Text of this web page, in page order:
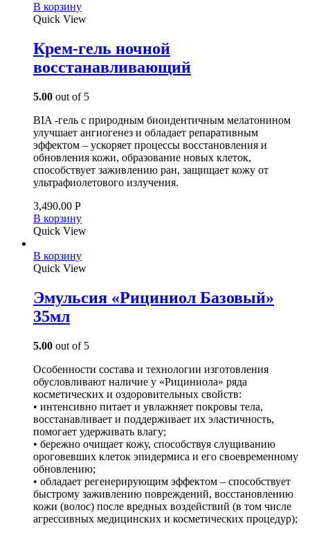
В корзину
Quick View
Крем-гель ночной
восстанавливающий
5.00 out of 5
BIA -гель с природным биоидентичным мелатонином
улучшает ангиогенез и обладает репаративным
эффектом – ускоряет процессы восстановления и
обновления кожи, образование новых клеток,
способствует заживлению ран, защищает кожу от
ультрафиолетового излучения.
3,490.00 Р
В корзину
Quick View
В корзину
Quick View
Эмульсия «Рициниол Базовый»
35мл
5.00 out of 5
Особенности состава и технологии изготовления
обусловливают наличие у «Рициниола» ряда
косметических и оздоровительных свойств:
• интенсивно питает и увлажняет покровы тела,
восстанавливает и поддерживает их эластичность,
помогает удерживать влагу;
• бережно очищает кожу, способствуя слущиванию
ороговевших клеток эпидермиса и его своевременному
обновлению;
• обладает регенерирующим эффектом – способствует
быстрому заживлению повреждений, восстановлению
кожи (волос) после вредных воздействий (в том числе
агрессивных медицинских и косметических процедур);